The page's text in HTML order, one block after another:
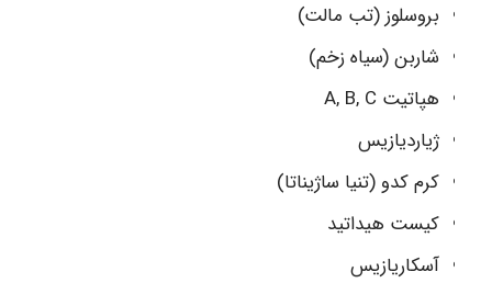
بروسلوز (تب مالت)
شاربن (سیاه زخم)
هپاتیت A, B, C
ژیاردیازیس
کرم کدو (تنیا ساژیناتا)
کیست هیداتید
آسکاریازیس